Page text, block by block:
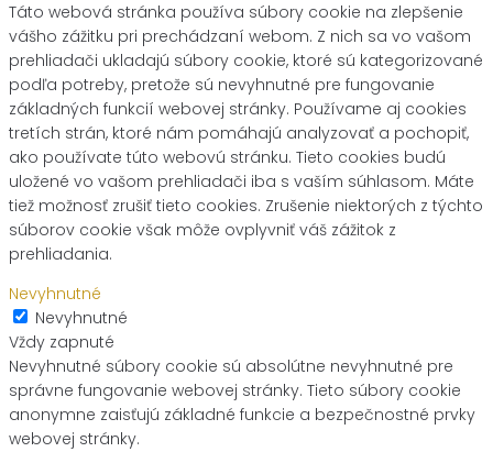
Táto webová stránka používa súbory cookie na zlepšenie
vášho zážitku pri prechádzaní webom. Z nich sa vo vašom
prehliadači ukladajú súbory cookie, ktoré sú kategorizované
podľa potreby, pretože sú nevyhnutné pre fungovanie
základných funkcií webovej stránky. Používame aj cookies
tretích strán, ktoré nám pomáhajú analyzovať a pochopiť,
ako používate túto webovú stránku. Tieto cookies budú
uložené vo vašom prehliadači iba s vaším súhlasom. Máte
tiež možnosť zrušiť tieto cookies. Zrušenie niektorých z týchto
súborov cookie však môže ovplyvniť váš zážitok z
prehliadania.
Nevyhnutné
Nevyhnutné
Vždy zapnuté
Nevyhnutné súbory cookie sú absolútne nevyhnutné pre
správne fungovanie webovej stránky. Tieto súbory cookie
anonymne zaisťujú základné funkcie a bezpečnostné prvky
webovej stránky.